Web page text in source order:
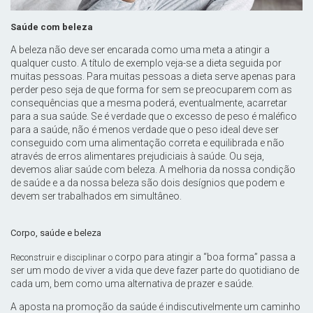
Saúde com beleza
A beleza não deve ser encarada como uma meta a atingir a
qualquer custo. A título de exemplo veja-se a dieta seguida por
muitas pessoas. Para muitas pessoas a dieta serve apenas para
perder peso seja de que forma for sem se preocuparem com as
consequências que a mesma poderá, eventualmente, acarretar
para a sua saúde. Se é verdade que o excesso de peso é maléfico
para a saúde, não é menos verdade que o peso ideal deve ser
conseguido com uma alimentação correta e equilibrada e não
através de erros alimentares prejudiciais à saúde. Ou seja,
devemos aliar saúde com beleza . A melhoria da nossa condição
de saúde e a da nossa beleza são dois desígnios que podem e
devem ser trabalhados em simultâneo.
Corpo, saúde e beleza
Reconstruir e disciplinar o corpo para atingir a “boa forma” passa a
ser um modo de viver a vida que deve fazer parte do quotidiano de
cada um, bem como uma alternativa de prazer e saúde
A aposta na promoção da saúde é indiscutivelmente um caminho